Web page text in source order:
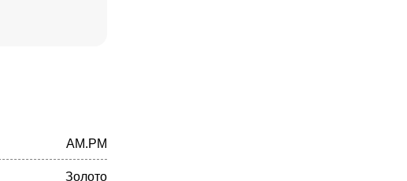
AM.PM
Золото